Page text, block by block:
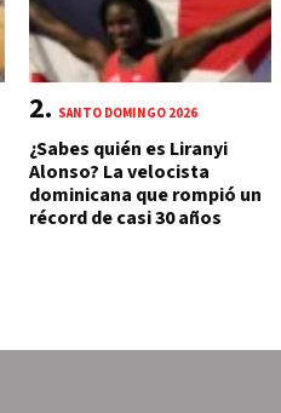
SANTO DOMINGO 2026
¿Sabes quién es Liranyi
Alonso? La velocista
dominicana que rompió un
récord de casi 30 años